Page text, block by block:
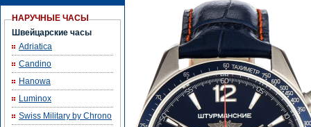
НАРУЧНЫЕ ЧАСЫ
Швейцарские часы
Adriatica
Candino
Hanowa
Luminox
Swiss Military by Chrono